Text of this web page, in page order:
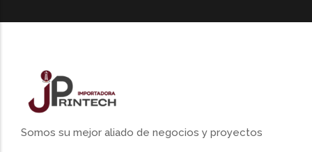
Somos su mejor aliado de negocios y proyectos